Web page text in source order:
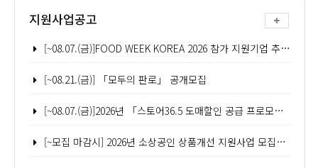
지원사업공고
[~08.07.(금)]FOOD WEEK KOREA 2026 참가 지원기업 추가모집 공고
[~08.21.(금)] 「모두의 판로」 공개모집
[~08.07.(금)]2026년 「스토어36.5 도매할인 공급 프로모션(2차)」 참여기업 모집공고
[~모집 마감시] 2026년 소상공인 상품개선 지원사업 모집공고